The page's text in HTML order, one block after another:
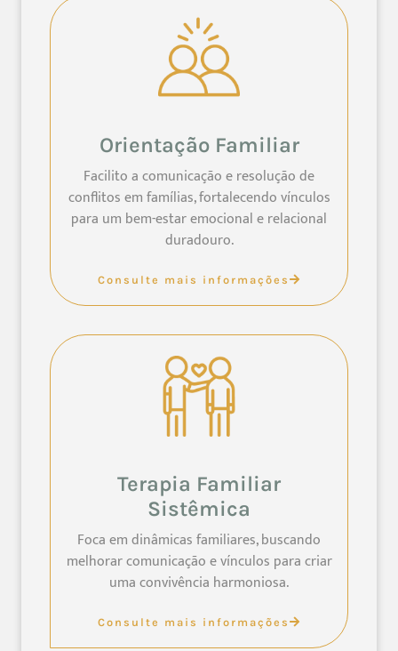
Orientação Familiar
Facilito a comunicação e resolução de
conflitos em famílias, fortalecendo vínculos
para um bem-estar emocional e relacional
duradouro.
Consulte mais informações
Terapia Familiar
Sistêmica
Foca em dinâmicas familiares, buscando
melhorar comunicação e vínculos para criar
uma convivência harmoniosa.
Consulte mais informações